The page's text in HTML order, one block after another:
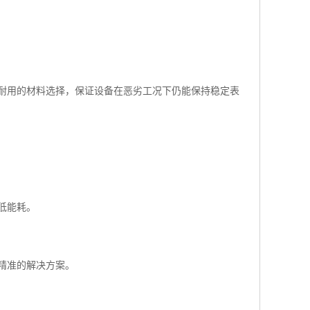
的材料选择，保证设备在恶劣工况下仍能保持稳定表
耗。
的解决方案。